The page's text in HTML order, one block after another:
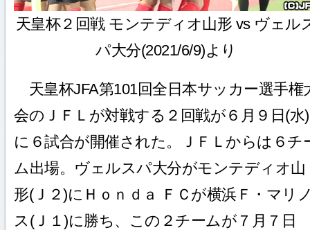
天皇杯２回戦 モンテディオ山形 vs ヴェル
パ大分(2021/6/9)より
天皇杯JFA第101回全日本サッカー選手権
会のＪＦＬが対戦する２回戦が６月９日(水)
に６試合が開催された。ＪＦＬからは６チ
ム出場。ヴェルスパ大分がモンテディオ山
形(Ｊ２)にＨｏｎｄａ ＦＣが横浜Ｆ・マリ
ス(Ｊ１)に勝ち、この２チームが７月７日